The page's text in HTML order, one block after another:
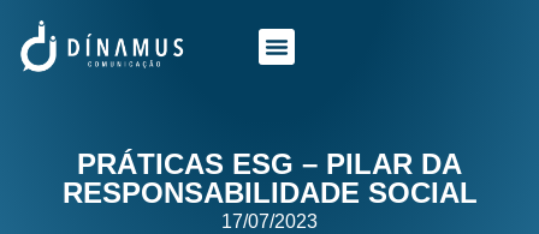
PRÁTICAS ESG – PILAR DA
RESPONSABILIDADE SOCIAL
17/07/2023